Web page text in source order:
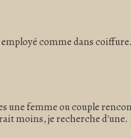
comme dans
une femme ou couple
moins, je recherche d'une.